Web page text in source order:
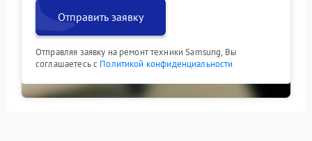
Отправить заявку
Отправляя заявку на ремонт техники Samsung, Вы
соглашаетесь с Политикой конфиденциальности